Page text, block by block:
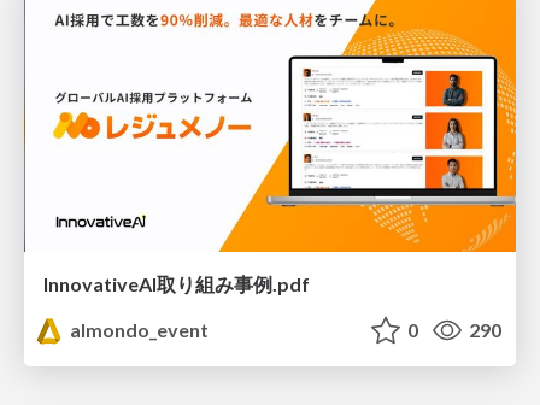
InnovativeAI取り組み事例.pdf
almondo_event
0 290